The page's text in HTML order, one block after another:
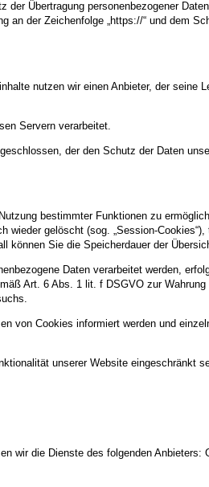
Übertragung personenbezogener
an der Zeichenfolge „https://“ und dem
nutzen wir einen Anbieter, der
Servern verarbeitet.
der den Schutz der Daten
bestimmter Funktionen zu
gelöscht (sog. „Session-
können Sie die Speicherdauer der
Daten verarbeitet werden,
Art. 6 Abs. 1 lit. f DSGVO zur
von Cookies informiert werden und
unserer Website eingeschränkt
wir die Dienste des folgenden